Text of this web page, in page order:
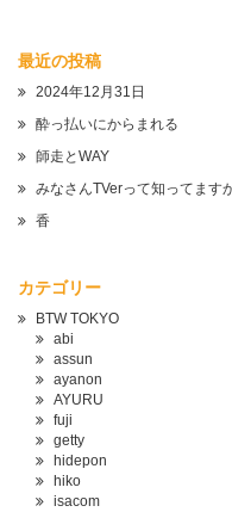
最近の投稿
2024年12月31日
酔っ払いにからまれる
師走とWAY
みなさんTVerって知ってます
香
カテゴリー
BTW TOKYO
abi
assun
ayanon
AYURU
fuji
getty
hidepon
hiko
isacom